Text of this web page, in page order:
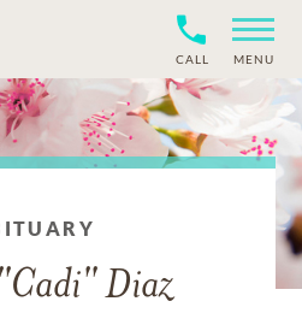
CALL MENU
Diaz